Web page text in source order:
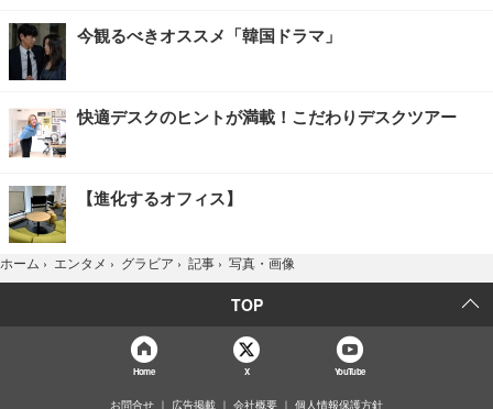
今観るべきオススメ「韓国ドラマ」
快適デスクのヒントが満載！こだわりデスクツアー
【進化するオフィス】
ホーム › エンタメ › グラビア › 記事 › 写真・画像
TOP
Home X YouTube
お問合せ 広告掲載 会社概要 個人情報保護方針